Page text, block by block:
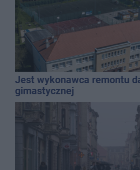
Jest wykonawca remontu
gimastycznej